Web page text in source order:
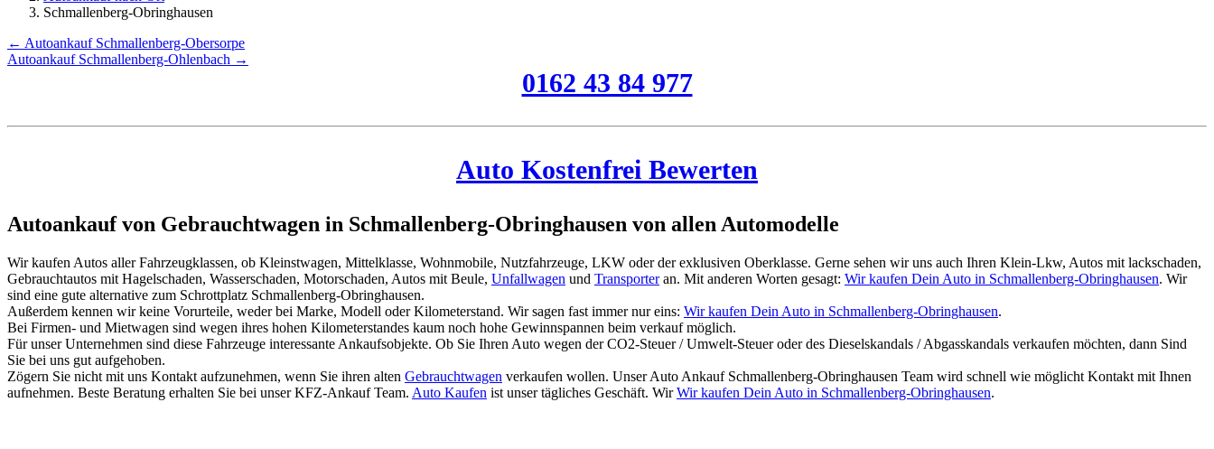
Schmallenberg-Obringhausen
← Autoankauf Schmallenberg-Obersorpe
Autoankauf Schmallenberg-Ohlenbach →
0162 43 84 977
Auto Kostenfrei Bewerten
Autoankauf von Gebrauchtwagen in Schmallenberg-Obringhausen von allen Automodelle
Wir kaufen Autos aller Fahrzeugklassen, ob Kleinstwagen, Mittelklasse, Wohnmobile, Nutzfahrzeuge, LKW oder der exklusiven Oberklasse. Gerne sehen wir uns auch Ihren Klein-Lkw, Autos mit lackschaden,
Gebrauchtautos mit Hagelschaden, Wasserschaden, Motorschaden, Autos mit Beule, Unfallwagen und Transporteran. Mit anderen Worten gesagt: Wir kaufen Dein Auto in Schmallenberg-Obringhausen. Wir
sind eine gute alternative zum Schrottplatz Schmallenberg-Obringhausen.
Außerdem kennen wir keine Vorurteile, weder bei Marke, Modell oder Kilometerstand. Wir sagen fast immer nur eins: Wir kaufen Dein Auto in Schmallenberg-Obringhausen.
Bei Firmen- und Mietwagen sind wegen ihres hohen Kilometerstandes kaum noch hohe Gewinnspannen beim verkauf möglich.
Für unser Unternehmen sind diese Fahrzeuge interessante Ankaufsobjekte. Ob Sie Ihren Auto wegen der CO2-Steuer / Umwelt-Steuer oder des Dieselskandals / Abgasskandals verkaufen möchten, dann Sind
Sie bei uns gut aufgehoben.
Zögern Sie nicht mit uns Kontakt aufzunehmen, wenn Sie ihren alten Gebrauchtwagen verkaufen wollen. Unser Auto Ankauf Schmallenberg-Obringhausen Team wird schnell wie möglicht Kontakt mit Ihnen
aufnehmen. Beste Beratung erhalten Sie bei unser KFZ-Ankauf Team. Auto Kaufen ist unser tägliches Geschäft. WirWir kaufen Dein Auto in Schmallenberg-Obringhausen.